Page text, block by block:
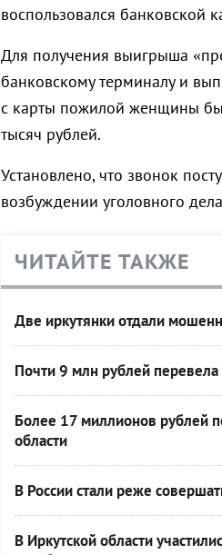
воспользовался банковской
Для получения выигрыша
банковскому терминалу и
с карты пожилой женщины
тысяч рублей.
Установлено, что звонок
возбуждении уголовного
ЧИТАЙТЕ ТАКЖЕ
Две иркутянки отдали
Почти 9 млн рублей
Более 17 миллионов рублей
области
В России стали реже
В Иркутской области